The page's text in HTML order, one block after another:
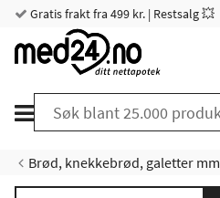
Gratis frakt fra 499 kr. | Restsalg 💥
Brød, knekkebrød, galetter mm